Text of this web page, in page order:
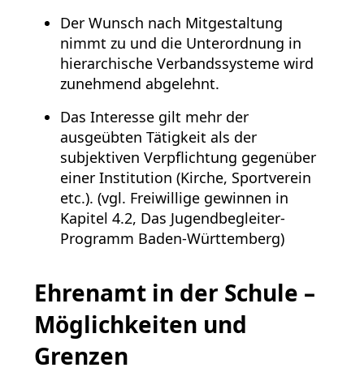
Der Wunsch nach Mitgestaltung
nimmt zu und die Unterordnung in
hierarchische Verbandssysteme wird
zunehmend abgelehnt.
Das Interesse gilt mehr der
ausgeübten Tätigkeit als der
subjektiven Verpflichtung gegenüber
einer Institution (Kirche, Sportverein
etc.). (vgl. Freiwillige gewinnen in
Kapitel 4.2, Das Jugendbegleiter-
Programm Baden-Württemberg)
Ehrenamt in der Schule –
Möglichkeiten und
Grenzen